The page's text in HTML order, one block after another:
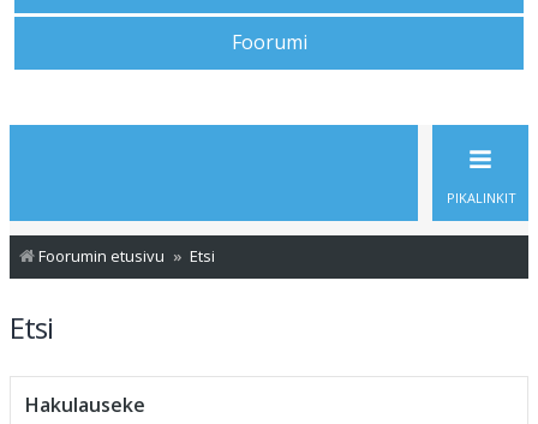
Foorumi
PIKALINKIT
Foorumin etusivu Etsi
Etsi
Hakulauseke